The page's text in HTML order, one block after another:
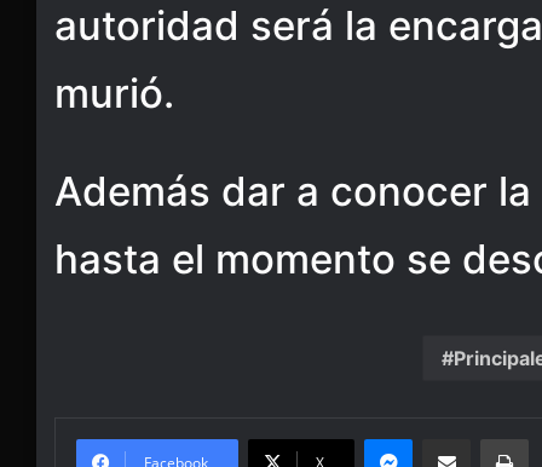
autoridad será la
murió.
Además dar a conocer
hasta el momento se
Messenger
Share via Email